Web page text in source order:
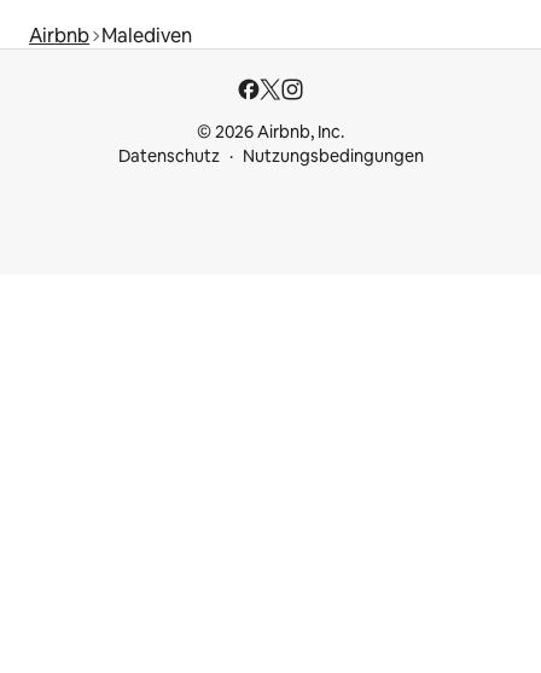
Airbnb Malediven
© 2026 Airbnb, Inc.
Datenschutz
Nutzungsbedingungen